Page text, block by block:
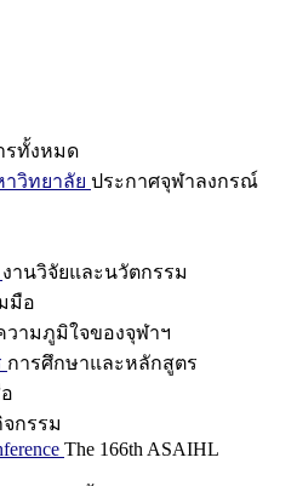
รทั้งหมด
วิทยาลัย ประกาศจุฬาลงกรณ์
งานวิจัยและนวัตกรรม
มือ
วามภูมิใจของจุฬาฯ
การศึกษาและหลักสูตร
กรรม
The 166th ASAIHL